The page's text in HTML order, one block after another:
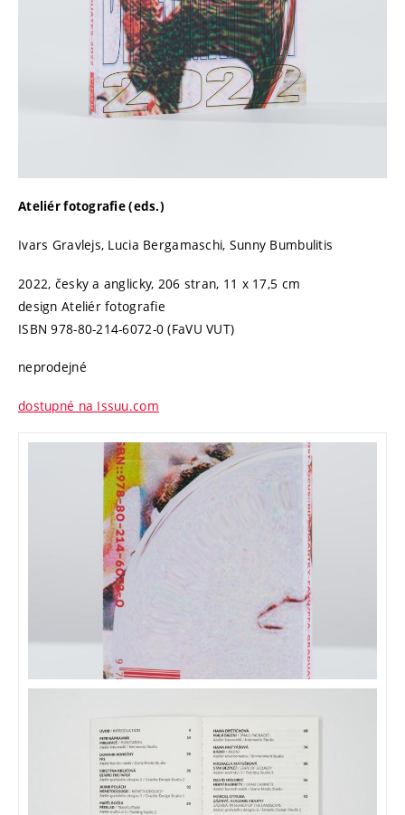
Ateliér fotografie (eds.)
Ivars Gravlejs, Lucia Bergamaschi, Sunny Bumbulitis
2022, česky a anglicky, 206 stran, 11 x 17,5 cm
design Ateliér fotografie
ISBN 978-80-214-6072-0 (FaVU VUT)
neprodejné
dostupné na Issuu.com